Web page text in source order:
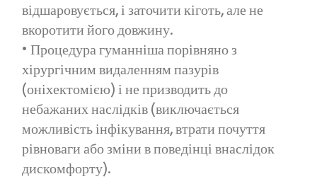
відшаровується, і заточити кіготь, але не
вкоротити його довжину.
• Процедура гуманніша порівняно з
хірургічним видаленням пазурів
(оніхектомією) і не призводить до
небажаних наслідків (виключається
можливість інфікування, втрати почуття
рівноваги або зміни в поведінці внаслідок
дискомфорту).